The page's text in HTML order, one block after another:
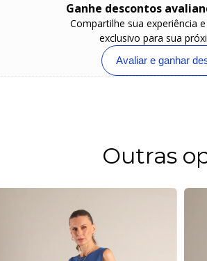
Ganhe descontos
Compartilhe sua experiência
exclusivo para sua
Avaliar e ganhar
Outras